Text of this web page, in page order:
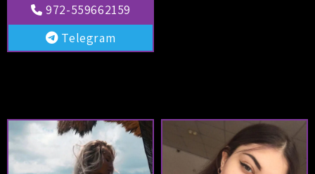
972-559662159
Telegram